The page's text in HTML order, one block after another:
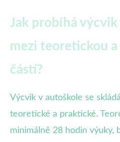
Jak probíhá výcvik
mezi teoretickou
částí?
Výcvik v autoškole se
teoretické a praktické.
minimálně 28 hodin výuky,